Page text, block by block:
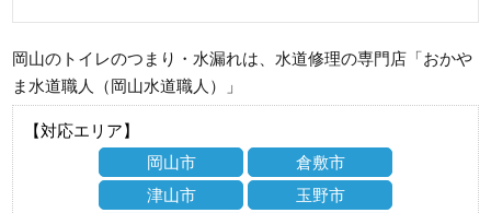
岡山のトイレのつまり・水漏れは、水道修理の専門店「おかや
ま水道職人（岡山水道職人）」
【対応エリア】
岡山市
倉敷市
津山市
玉野市